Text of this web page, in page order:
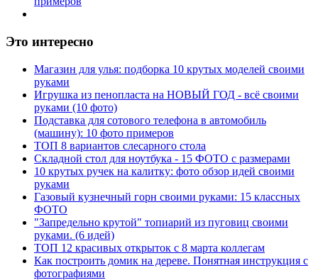
Это интересно
Магазин для улья: подборка 10 крутых моделей своими
руками
Игрушка из пенопласта на НОВЫЙ ГОД - всё своими
руками (10 фото)
Подставка для сотового телефона в автомобиль
(машину): 10 фото примеров
ТОП 8 вариантов слесарного стола
Складной стол для ноутбука - 15 ФОТО с размерами
10 крутых ручек на калитку: фото обзор идей своими
руками
Газовый кузнечный горн своими руками: 15 классных
ФОТО
"Запредельно крутой" топиарий из пуговиц своими
руками. (6 идей)
ТОП 12 красивых открыток с 8 марта коллегам
Как построить домик на дереве. Понятная инструкция с
фотографиями